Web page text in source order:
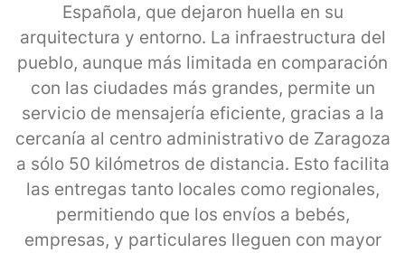
Española, que dejaron huella en su
arquitectura y entorno. La infraestructura del
pueblo, aunque más limitada en comparación
con las ciudades más grandes, permite un
servicio de mensajería eficiente, gracias a la
cercanía al centro administrativo de Zaragoza
a sólo 50 kilómetros de distancia. Esto facilita
las entregas tanto locales como regionales,
permitiendo que los envíos a bebés,
empresas, y particulares lleguen con mayor